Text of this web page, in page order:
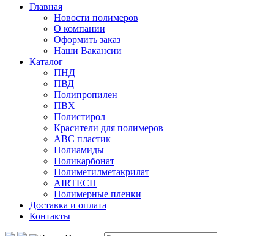
Главная
Новости полимеров
О компании
Оформить заказ
Наши Вакансии
Каталог
ПНД
ПВД
Полипропилен
ПВХ
Полистирол
Красители для полимеров
АВС пластик
Полиамиды
Поликарбонат
Полиметилметакрилат
AIRTECH
Полимерные пленки
Доставка и оплата
Контакты